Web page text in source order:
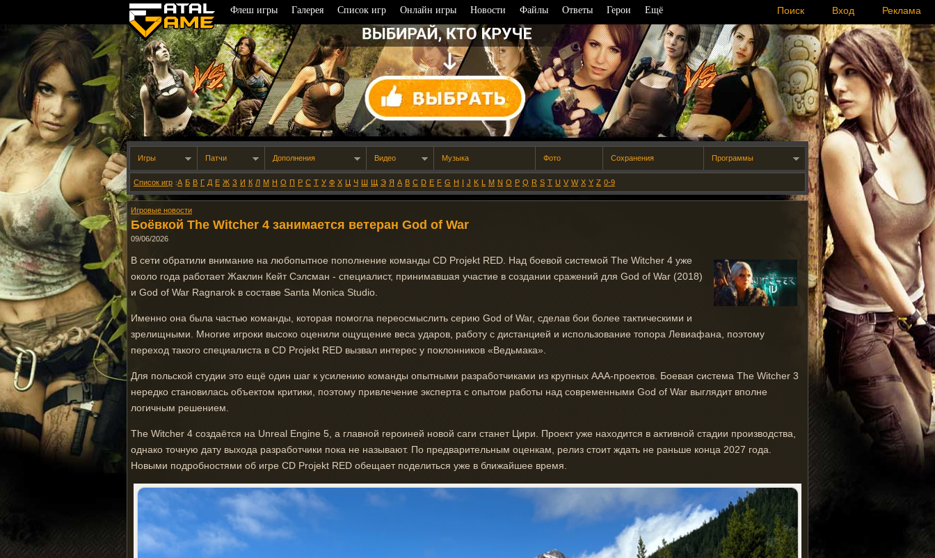
Игры Патчи Дополнения Видео Музыка Фото Сохранения Программы
Список игр :А Б В Г Д Е Ж З И К Л М Н О П Р С Т У Ф Х Ц Ч Ш Щ Э Я A B C D E F G H I J K L M N O P Q R S T U V W X Y Z 0-9
Игровые новости
Боёвкой The Witcher 4 занимается ветеран God of War
09/06/2026
В сети обратили внимание на любопытное пополнение команды CD Projekt RED. Над боевой системой The Witcher 4 уже
около года работает Жаклин Кейт Сэлсман - специалист, принимавшая участие в создании сражений для God of War (2018)
и God of War Ragnarok в составе Santa Monica Studio.
Именно она была частью команды, которая помогла переосмыслить серию God of War, сделав бои более тактическими и
зрелищными. Многие игроки высоко оценили ощущение веса ударов, работу с дистанцией и использование топора Левиафана, поэтому
переход такого специалиста в CD Projekt RED вызвал интерес у поклонников «Ведьмака».
Для польской студии это ещё один шаг к усилению команды опытными разработчиками из крупных AAA-проектов. Боевая система The Witcher 3
нередко становилась объектом критики, поэтому привлечение эксперта с опытом работы над современными God of War выглядит вполне
логичным решением.
The Witcher 4 создаётся на Unreal Engine 5, а главной героиней новой саги станет Цири. Проект уже находится в активной стадии производства,
однако точную дату выхода разработчики пока не называют. По предварительным оценкам, релиз стоит ждать не раньше конца 2027 года.
Новыми подробностями об игре CD Projekt RED обещает поделиться уже в ближайшее время.
Флеш игры Галерея Список игр Онлайн игры Новости Файлы Ответы Герои Ещё Реклама
Вход
Поиск